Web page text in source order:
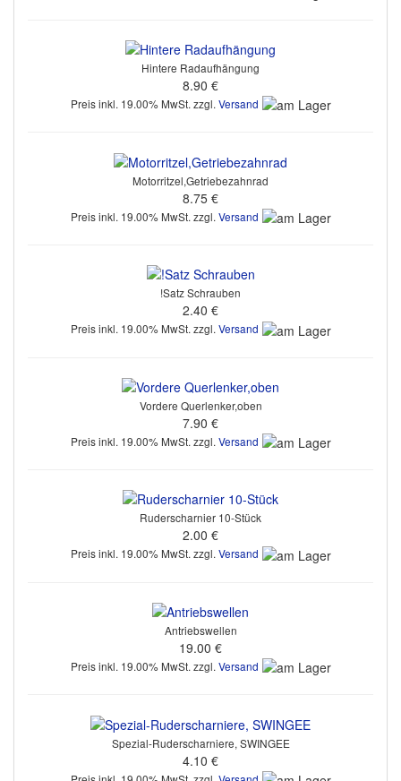
Hintere Radaufhängung
8.90 €
Preis inkl. 19.00% MwSt. zzgl. Versand
Motorritzel,Getriebezahnrad
8.75 €
Preis inkl. 19.00% MwSt. zzgl. Versand
!Satz Schrauben
2.40 €
Preis inkl. 19.00% MwSt. zzgl. Versand
Vordere Querlenker,oben
7.90 €
Preis inkl. 19.00% MwSt. zzgl. Versand
Ruderscharnier 10-Stück
2.00 €
Preis inkl. 19.00% MwSt. zzgl.Versand
Antriebswellen
19.00 €
Preis inkl. 19.00% MwSt. zzgl. Versand
Spezial-Ruderscharniere, SWINGEE
4.10 €